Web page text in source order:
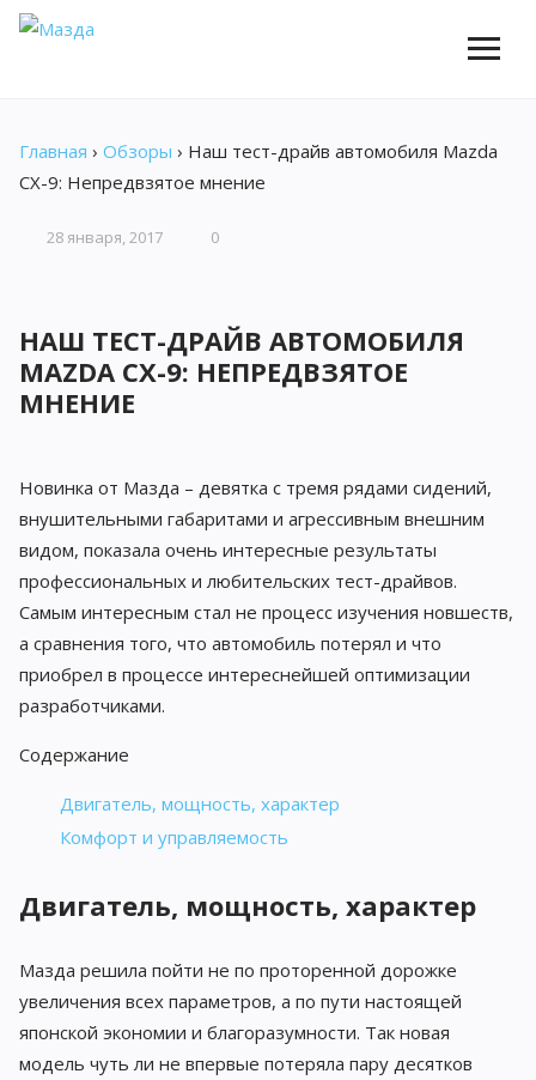
Главная › Обзоры › Наш тест-драйв автомобиля Mazda
CX-9: Непредвзятое мнение
28 января, 2017 0
НАШ ТЕСТ-ДРАЙВ АВТОМОБИЛЯ
MAZDA CX-9: НЕПРЕДВЗЯТОЕ
МНЕНИЕ
Новинка от Мазда – девятка с тремя рядами сидений,
внушительными габаритами и агрессивным внешним
видом, показала очень интересные результаты
профессиональных и любительских тест-драйвов.
Самым интересным стал не процесс изучения новшеств,
а сравнения того, что автомобиль потерял и что
приобрел в процессе интереснейшей оптимизации
разработчиками.
Содержание
Двигатель, мощность, характер
Комфорт и управляемость
Двигатель, мощность, характер
Мазда решила пойти не по проторенной дорожке
увеличения всех параметров, а по пути настоящей
японской экономии и благоразумности. Так новая
модель чуть ли не впервые потеряла пару десятков